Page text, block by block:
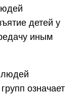
детей у
иным
людей
означает